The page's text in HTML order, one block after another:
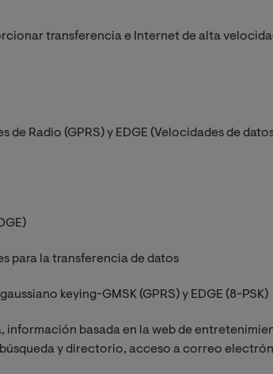
transferencia e Internet de alta
de Radio (GPRS) y EDGE (Velocidades de
para la transferencia de datos
keying-GMSK (GPRS) y EDGE (8-PSK)
información basada en la web de
búsqueda y directorio, acceso a correo